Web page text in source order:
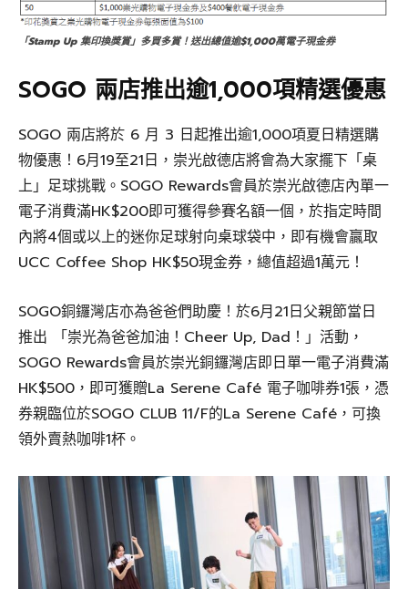
「Stamp Up 集印換獎賞」多買多賞！送出總值逾$1,000萬電子現金券
SOGO 兩店推出逾1,000項精選優惠
SOGO 兩店將於 6 月 3 日起推出逾1,000項夏日精選購
物優惠！6月19至21日，崇光啟德店將會為大家擺下「桌
上」足球挑戰。SOGO Rewards會員於崇光啟德店內單一
電子消費滿HK$200即可獲得參賽名額一個，於指定時間
內將4個或以上的迷你足球射向桌球袋中，即有機會贏取
UCC Coffee Shop HK$50現金券，總值超過1萬元！
SOGO銅鑼灣店亦為爸爸們助慶！於6月21日父親節當日
推出 「崇光為爸爸加油！Cheer Up, Dad！」活動，
SOGO Rewards會員於崇光銅鑼灣店即日單一電子消費滿
HK$500，即可獲贈La Serene Café 電子咖啡券1張，憑
券親臨位於SOGO CLUB 11/F的La Serene Café，可換
領外賣熱咖啡1杯。